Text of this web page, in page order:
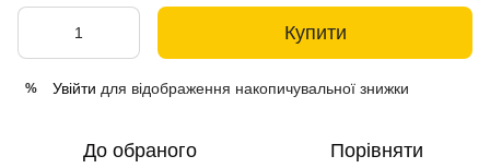
Купити
% Увійти для відображення накопичувальної знижки
До обраного Порівняти